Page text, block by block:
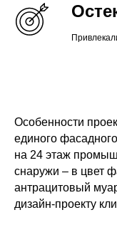
Особенности
единого
на 24 этаж
снаружи – в цвет
антрацитовый
дизайн-проекту